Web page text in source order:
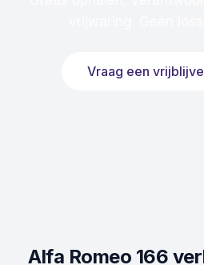
Vraag een
Alfa Romeo 166